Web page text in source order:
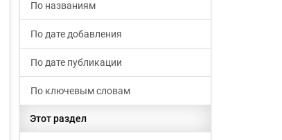
По названиям
По дате добавления
По дате публикации
По ключевым словам
Этот раздел